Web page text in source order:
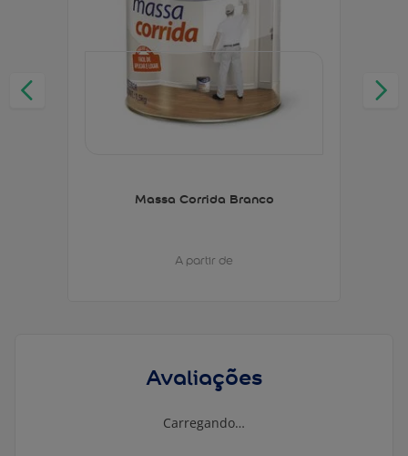
Massa Corrida Branco
A partir de
Avaliações
Carregando…